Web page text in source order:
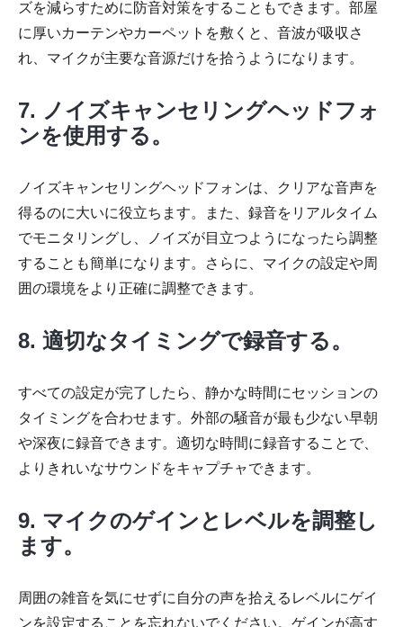
ズを減らすために防音対策をすることもできます。部屋
に厚いカーテンやカーペットを敷くと、音波が吸収さ
れ、マイクが主要な音源だけを拾うようになります。
7. ノイズキャンセリングヘッドフォ
ンを使用する。
ノイズキャンセリングヘッドフォンは、クリアな音声を
得るのに大いに役立ちます。また、録音をリアルタイム
でモニタリングし、ノイズが目立つようになったら調整
することも簡単になります。さらに、マイクの設定や周
囲の環境をより正確に調整できます。
8. 適切なタイミングで録音する。
すべての設定が完了したら、静かな時間にセッションの
タイミングを合わせます。外部の騒音が最も少ない早朝
や深夜に録音できます。適切な時間に録音することで、
よりきれいなサウンドをキャプチャできます。
9. マイクのゲインとレベルを調整し
ます。
周囲の雑音を気にせずに自分の声を拾えるレベルにゲイ
ンを設定することを忘れないでください。ゲインが高す